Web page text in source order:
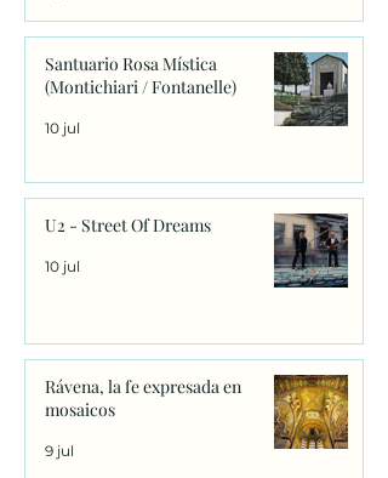
Santuario Rosa Mística
(Montichiari / Fontanelle)
10 jul
U2 - Street Of Dreams
10 jul
Rávena, la fe expresada en
mosaicos
9 jul